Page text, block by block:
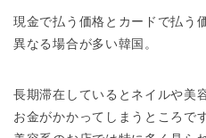
現金で払う価格とカードで払う
異なる場合が多い韓国。
長期滞在しているとネイルや美
お金がかかってしまうところで